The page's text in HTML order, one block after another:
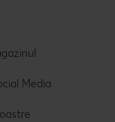
Media